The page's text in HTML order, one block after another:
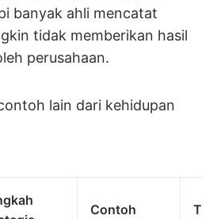
banyak ahli mencatat
tidak memberikan hasil
perusahaan.
lain dari kehidupan
Contoh